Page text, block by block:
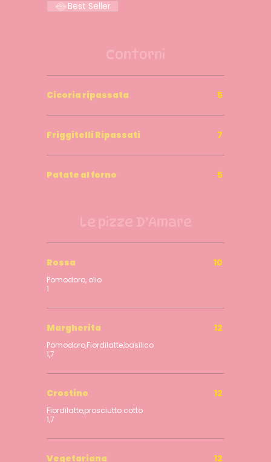
Best Seller
Cicoria ripassata 5
Friggitelli Ripassati 7
Patate al forno 5
Rossa
Pomodoro, olio
1
10
Margherita
Pomodoro,Fiordilatte,basilico
1,7
12
Crostino
Fiordilatte,prosciutto cotto
1,7
12
Vegetariana 12